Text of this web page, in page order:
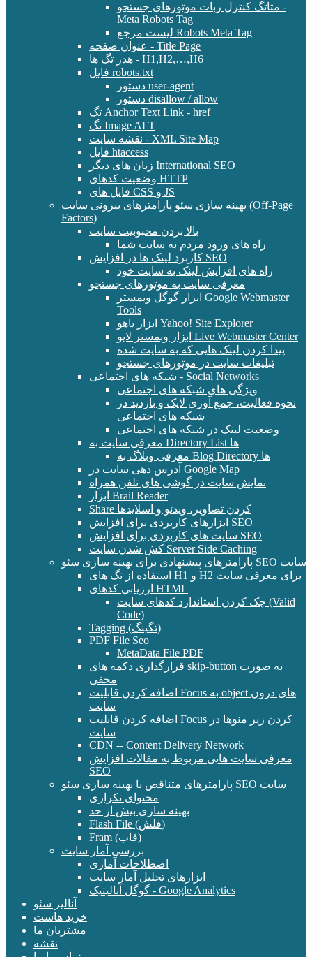
متاتگ کنترل ربات موتورهای جستجو -
Meta Robots Tag
لیست مرجع Robots Meta Tag
عنوان صفحه - Title Page
هدر تگ ها - H1,H2,…,H6
فایل robots.txt
دستور user-agent
دستور disallow / allow
تگ Anchor Text Link - href
تگ Image ALT
نقشه سایت - XML Site Map
فایل htaccess
زبان های دیگر International SEO
وضعیت کدهای HTTP
فایل های CSS و JS
بهینه سازی سئو پارامترهای بیرونی سایت (Off-Page
Factors)
بالا بردن محبوبیت سایت
راه های ورود مردم به سایت شما
کاربرد لینک ها در افزایش SEO
راه های افزایش لینک به سایت خود
معرفی سایت به موتورهای جستجو
ابزار گوگل وبمستر Google Webmaster
Tools
ابزار یاهو Yahoo! Site Explorer
ابزار وبمستر لایو Live Webmaster Center
پیدا کردن لینک هایی که به سایت شده
تبلیغات سایت در موتورهای جستجو
شبکه های اجتماعی - Social Networks
ویژگی های شبکه های اجتماعی
نحوه فعالیت، جمع آوری لایک و بازدید در
شبکه های اجتماعی
وضعیت لینک در شبکه های اجتماعی
معرفی سایت به Directory List ها
معرفی وبلاگ به Blog Directory ها
آدرس دهی سایت در Google Map
نمایش سایت در گوشی های تلفن همراه
ابزار Brail Reader
Share کردن تصاویر، ویدئو و اسلایدها
ابزارهای کاربردی برای افزایش SEO
سایت های کاربردی برای افزایش SEO
کش شدن سایت Server Side Caching
پارامترهای پیشنهادی برای بهینه سازی سئو SEO سایت
استفاده از تگ های H1 و H2 برای معرفی سایت
ارزیابی کدهای HTML
چک کردن استاندارد کدهای سایت (Valid
Code)
Tagging (تگینگ)
PDF File Seo
MetaData File PDF
قرارگذاری دکمه های skip-button به صورت
مخفی
اضافه کردن قابلیت Focus به object های درون
سایت
اضافه کردن قابلیت Focus کردن زیر منوها در
سایت
CDN -- Content Delivery Network
معرفی سایت هایی مربوط به مقالات افزایش
SEO
پارامترهای متناقص با بهینه سازی سئو SEO سایت
محتوای تکراری
بهینه سازی بیش از حد
Flash File (فلش)
Fram (قاب)
بررسی آمار سایت
اصطلاحات آماری
ابزارهای تحلیل آمار سایت
گوگل آنالیتیک - Google Analytics
آنالیز سئو
خرید هاست
مشتریان ما
نقشه